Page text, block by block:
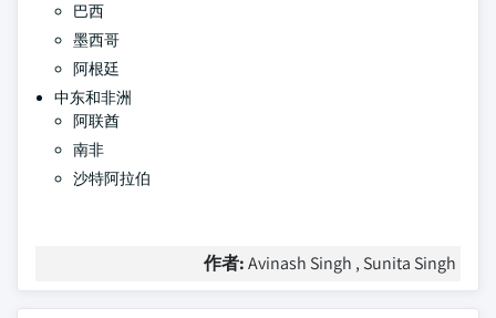
巴西
墨西哥
阿根廷
中东和非洲
阿联酋
南非
沙特阿拉伯
作者:Avinash Singh , Sunita Singh